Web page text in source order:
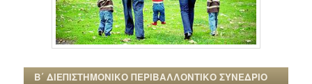
Β΄ ΔΙΕΠΙΣΤΗΜΟΝΙΚΟ ΠΕΡΙΒΑΛΛΟΝΤΙΚΟ ΣΥΝΕΔΡΙΟ